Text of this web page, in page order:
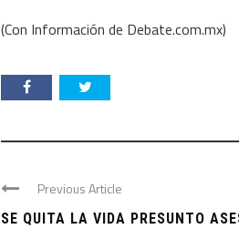
(Con Información de Debate.com.mx)
Previous Article
SE QUITA LA VIDA PRESUNTO